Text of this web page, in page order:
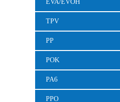
EVA/EVOH
TPV
PP
POK
PA6
PPO